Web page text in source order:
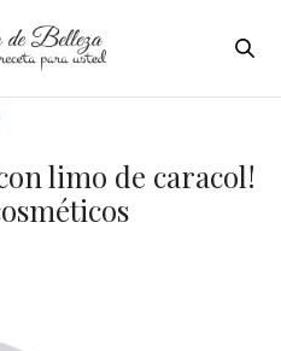
limo de caracol!